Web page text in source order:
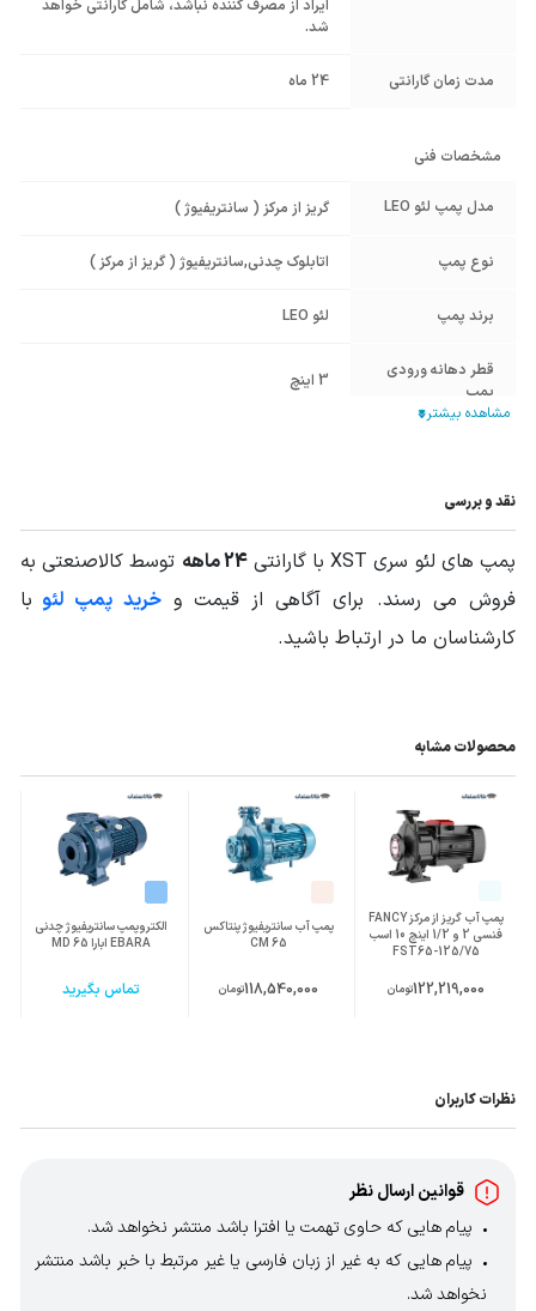
ایراد از مصرف کننده نباشد، شامل گارانتی خواهد
شد.
مدت زمان گارانتی 24 ماه
مشخصات فنی
مدل پمپ لئو LEO گریز از مرکز ( سانتریفیوژ )
نوع پمپ اتابلوک چدنی,سانتریفیوژ ( گریز از مرکز )
برند پمپ لئو LEO
قطر دهانه ورودی
پمپ
3 اینچ
جنس پروانه چدن ضد زنگ HT200
نوع پروانه بسته
حداکثر دمای سیال
پمپ شونده
الکتروموتور
کوپله مستقیم
الکتروموتور قابل
اتصال
وزن محموله (گرم)
نقد و بررسی
پمپ های لئو سری XST با گارانتی 24 ماهه
توسط کالاصنعتی به
فروش می رسند. برای آگاهی از قیمت وخرید پمپ لئو با
کارشناسان ما در ارتباط باشید.
محصولات مشابه
پمپ آب گریز از مرکز FANCY
فنسی 2 و 1/2 اینچ 10 اسب
FST65-125/75
122,219,000تومان
پمپ آب سانتریفیوژ پنتاکس
CM 65
118,540,000تومان
الکتروپمپ سانتریفیوژ چدنی
EBARA ابارا MD 65
تماس بگیرید
نظرات کاربران
قوانین ارسال نظر
پیام هایی که حاوی تهمت یا افترا باشد منتشر نخواهد شد.
پیام هایی که به غیر از زبان فارسی یا غیر مرتبط با خبر باشد منتشر
نخواهد شد.